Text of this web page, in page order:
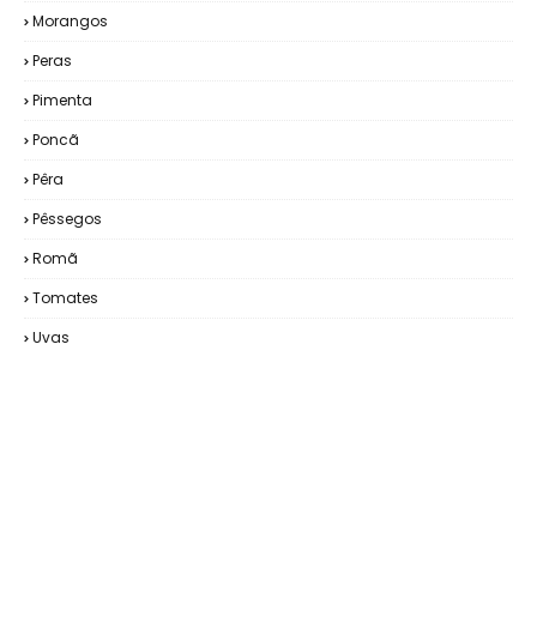
Morangos
Peras
Pimenta
Poncã
Pêra
Pêssegos
Romã
Tomates
Uvas